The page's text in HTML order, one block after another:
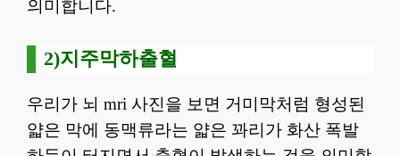
의미합니다.
2)지주막하출혈
우리가 뇌 mri 사진을 보면 거미막처럼 형성된
얇은 막에 동맥류라는 얇은 꽈리가 화산 폭발